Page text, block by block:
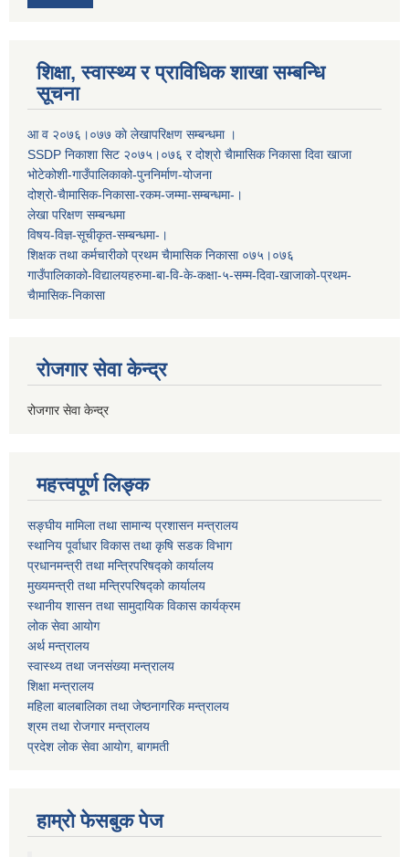
शिक्षा, स्वास्थ्य र प्राविधिक शाखा सम्बन्धि
सूचना
आ व २०७६।०७७ काे लेखापरिक्षण सम्बन्धमा ।
SSDP निकाशा सिट २०७५।०७६ र दोश्रो चैामासिक निकासा दिवा खाजा
भोटेकोशी-गाउँपालिकाको-पुननिर्माण-योजना
दोश्रो-चैामासिक-निकासा-रकम-जम्मा-सम्बन्धमा-।
लेखा परिक्षण सम्बन्धमा
विषय-विज्ञ-सूचीकृत-सम्बन्धमा-।
शिक्षक तथा कर्मचारीको प्रथम च‌ैामासिक निकासा ०७५।०७६
गाउँपालिकाको-विद्यालयहरुमा-बा-वि-के-कक्षा-५-सम्म-दिवा-खाजाको-प्रथम-
चैामासिक-निकासा
रोजगार सेवा केन्द्र
रोजगार सेवा केन्द्र
महत्त्वपूर्ण लिङ्क
सङ्घीय मामिला तथा सामान्य प्रशासन मन्त्रालय
स्थानिय पूर्वाधार विकास तथा कृषि सडक विभाग
प्रधानमन्त्री तथा मन्त्रिपरिषद्को कार्यालय
मुख्यमन्त्री तथा मन्त्रिपरिषद्को कार्यालय
स्थानीय शासन तथा सामुदायिक विकास कार्यक्रम
लोक सेवा आयोग
अर्थ मन्त्रालय
स्वास्थ्य तथा जनस‌ंख्या मन्त्रालय
शिक्षा मन्त्रालय
महिला बालबालिका तथा जेष्ठनागरिक मन्त्रालय
श्रम तथा राेजगार मन्त्रालय
प्रदेश लोक सेवा आयाेग, बागमती
हाम्रो फेसबुक पेज